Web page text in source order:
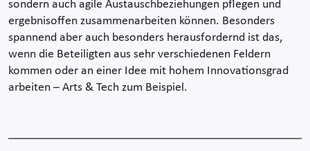
sondern auch agile Austauschbeziehungen pflegen und
ergebnisoffen zusammenarbeiten können. Besonders
spannend aber auch besonders herausfordernd ist das,
wenn die Beteiligten aus sehr verschiedenen Feldern
kommen oder an einer Idee mit hohem Innovationsgrad
arbeiten – Arts & Tech zum Beispiel.